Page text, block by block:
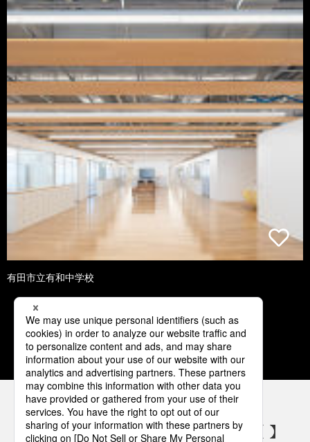
有田市立有和中学校
1 2 3 4 5
パナソニックの電気設備 SNSアカウント